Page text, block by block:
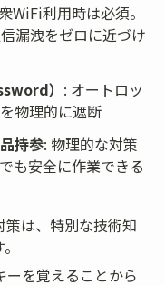
WiFi利用時は必須。
漏洩をゼロに近づけ
） : オートロッ
物理的に遮断
持参: 物理的な対策
も安全に作業できる
策は、特別な技術知
ーを覚えることから